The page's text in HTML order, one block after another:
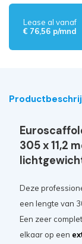
Lease al vanaf
€ 76,56 p/mnd
305 x 11,2
Deze
een lengte van
Een zeer
elkaar op een